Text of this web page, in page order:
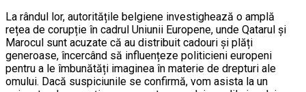
La rândul lor, autoritățile belgiene investighează o amplă
rețea de corupție în cadrul Uniunii Europene, unde Qatarul și
Marocul sunt acuzate că au distribuit cadouri și plăți
generoase, încercând să influențeze politicieni europeni
pentru a le îmbunătăți imaginea în materie de drepturi ale
omului. Dacă suspiciunile se confirmă, vom asista la un